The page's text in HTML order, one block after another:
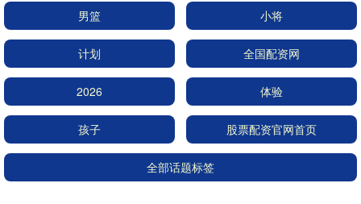
男篮 小将
计划 全国配资网
2026 体验
孩子 股票配资官网首页
全部话题标签